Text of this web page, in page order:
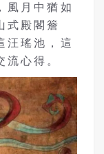
風月中猶如
式殿閣簷
汪瑤池，這
心得。